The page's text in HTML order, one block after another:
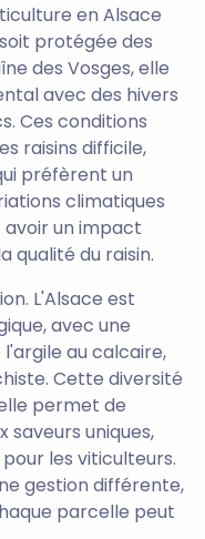
en Alsace
protégée des
des Vosges, elle
avec des hivers
Ces conditions
raisins difficile,
préfèrent un
climatiques
un impact
qualité du raisin.
L'Alsace est
avec une
au calcaire,
Cette diversité
permet de
saveurs uniques,
les viticulteurs.
gestion différente,
parcelle peut